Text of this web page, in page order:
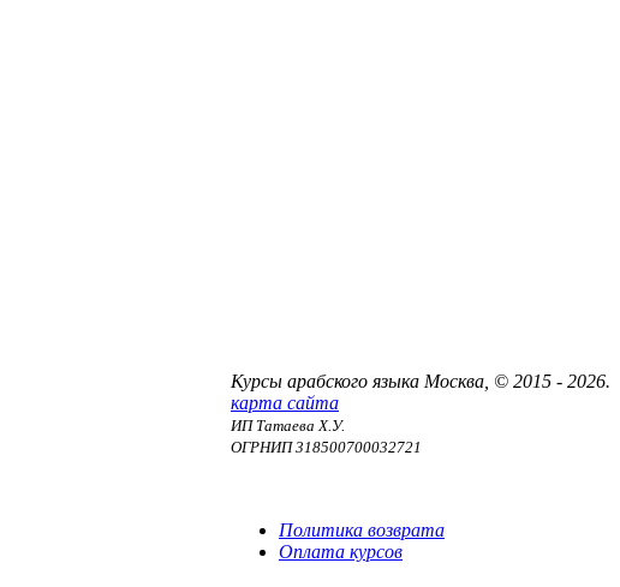
Курсы арабского языка Москва, © 2015 - 2026.
карта сайта
ИП Татаева Х.У.
ОГРНИП 318500700032721
Политика возврата
Оплата курсов